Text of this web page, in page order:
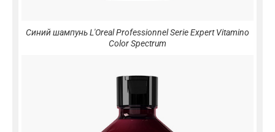
Синий шампунь L'Oreal Professionnel Serie Expert Vitamino
Color Spectrum